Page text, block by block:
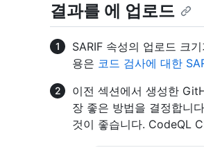
결과를 에 업로드
SARIF 속성의 업로드 크
용은 코드 검사에 대한
이전 섹션에서 생성한
장 좋은 방법을 결정합니
것이 좋습니다. CodeQL